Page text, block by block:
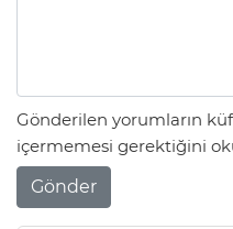
Gönderilen yorumların
içermemesi gerektiğini
Gönder